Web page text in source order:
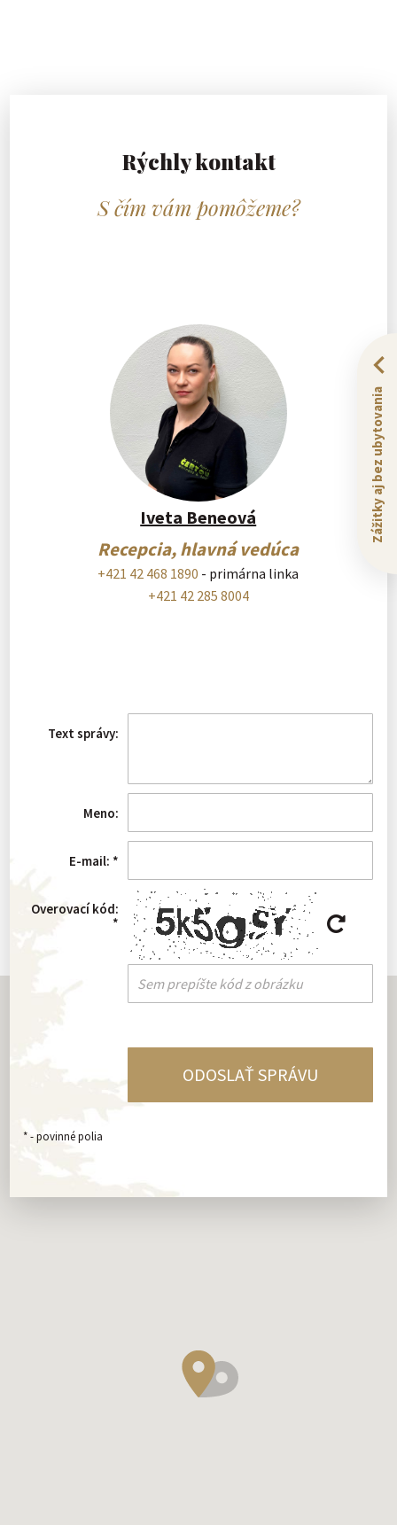
Zážitky aj bez ubytovania
Rýchly kontakt
S čím vám pomôžeme?
Text správy:
Meno:
E-mail: *
Overovací kód:
*
*- povinné polia
Iveta Beneová
Recepcia, hlavná vedúca
+421 42 468 1890 - primárna linka
+421 42 285 8004